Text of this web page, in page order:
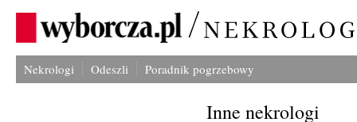
Nekrologi Odeszli Poradnik pogrzebowy
Inne nekrologi